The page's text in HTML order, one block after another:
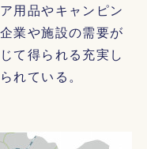
用品やキャンピン
業や施設の需要が
て得られる充実し
れている。